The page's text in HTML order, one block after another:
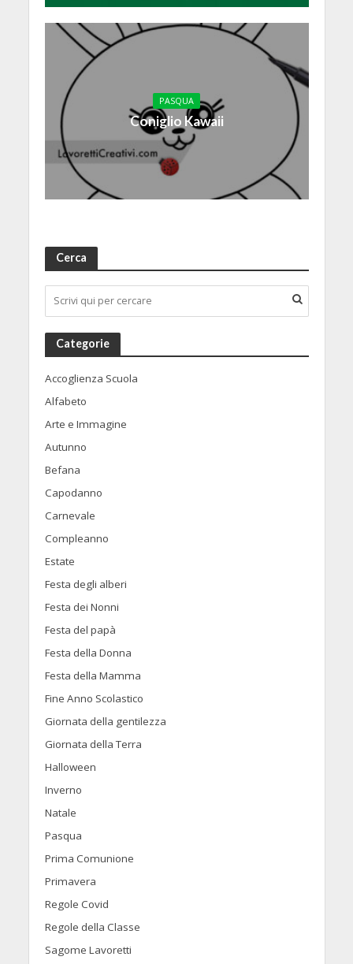
PASQUA
Coniglio Kawaii
Cerca
Categorie
Accoglienza Scuola
Alfabeto
Arte e Immagine
Autunno
Befana
Capodanno
Carnevale
Compleanno
Estate
Festa degli alberi
Festa dei Nonni
Festa del papà
Festa della Donna
Festa della Mamma
Fine Anno Scolastico
Giornata della gentilezza
Giornata della Terra
Halloween
Inverno
Natale
Pasqua
Prima Comunione
Primavera
Regole Covid
Regole della Classe
Sagome Lavoretti